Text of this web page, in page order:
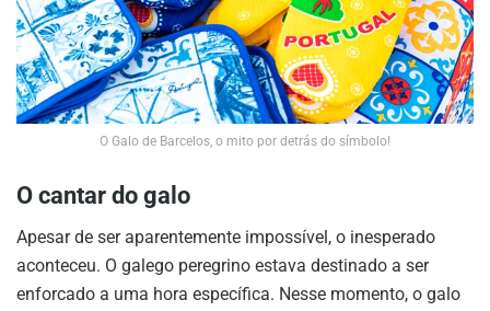
O Galo de Barcelos, o mito por detrás do símbolo!
O cantar do galo
Apesar de ser aparentemente impossível, o inesperado
aconteceu. O galego peregrino estava destinado a ser
enforcado a uma hora específica. Nesse momento, o galo